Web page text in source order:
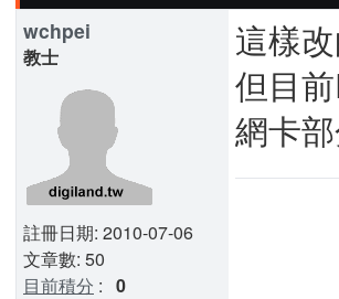
wchpei
教士
註冊日期: 2010-07-06
文章數: 50
目前積分 : 0
這樣
但目
網卡